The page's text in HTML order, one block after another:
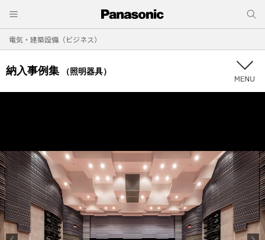
電気・建築設備（ビジネス）
納入事例集 （照明器具）